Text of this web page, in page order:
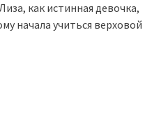
как истинная девочка,
начала учиться верховой